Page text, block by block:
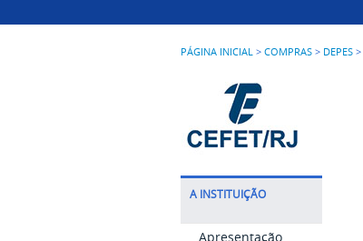
PÁGINA INICIAL > COMPRAS > DEPES >
A INSTITUIÇÃO
Apresentação